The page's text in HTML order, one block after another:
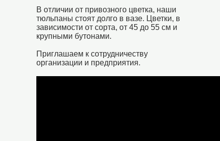
В отличии от привозного цветка, наши
тюльпаны стоят долго в вазе. Цветки, в
зависимости от сорта, от 45 до 55 см и
крупными бутонами.
Приглашаем к сотрудничеству
организации и предприятия.